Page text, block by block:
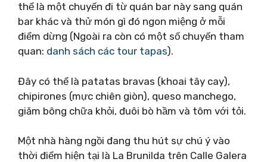
thể là một chuyến đi từ quán bar này sang quán
bar khác và thử món gì đó ngon miệng ở mỗi
điểm dừng (Ngoài ra còn có một số chuyến tham
quan: danh sách các tour tapas).
Đây có thể là patatas bravas (khoai tây cay),
chipirones (mực chiên giòn), queso manchego,
giăm bông chữa khỏi, đuôi bò hầm và tôm với tỏi.
Một nhà hàng ngồi đang thu hút sự chú ý vào
thời điểm hiện tại là La Brunilda trên Calle Galera